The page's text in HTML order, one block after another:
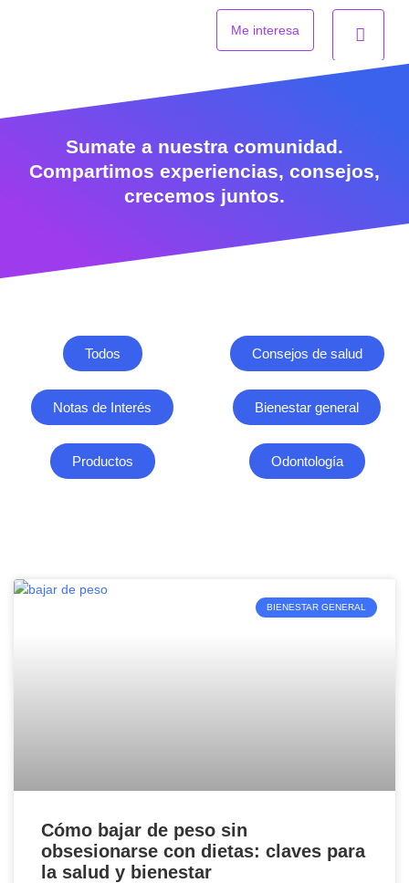
Me interesa
Sumate a nuestra comunidad.
Compartimos experiencias, consejos,
crecemos juntos.
Todos Consejos de salud
Notas de Interés Bienestar general
Productos Odontología
BIENESTAR GENERAL
Cómo bajar de peso sin
obsesionarse con dietas: claves para
la salud y bienestar